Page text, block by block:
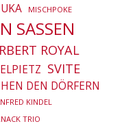
MISCHPOKE
SASSEN
ROYAL
SVITE
DEN DÖRFERN
KINDEL
TRIO